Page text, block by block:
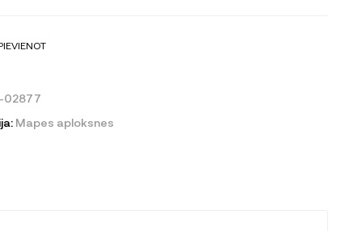
02877
Mapes aploksnes